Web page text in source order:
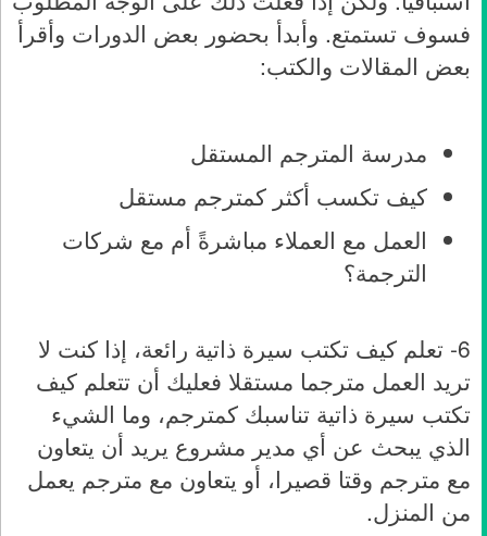
فسوف تستمتع. وأبدأ بحضور بعض الدورات وأقرأ
بعض المقالات والكتب:
مدرسة المترجم المستقل
كيف تكسب أكثر كمترجم مستقل
العمل مع العملاء مباشرةً أم مع شركات
الترجمة؟
6- تعلم كيف تكتب سيرة ذاتية رائعة، إذا كنت لا
تريد العمل مترجما مستقلا فعليك أن تتعلم كيف
تكتب سيرة ذاتية تناسبك كمترجم، وما الشيء
الذي يبحث عن أي مدير مشروع يريد أن يتعاون
مع مترجم وقتا قصيرا، أو يتعاون مع مترجم يعمل
من المنزل.